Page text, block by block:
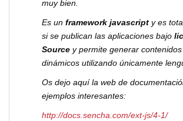
muy bien.
Es un framework javascript y es
si se publican las aplicaciones bajo
Source y permite generar
dinámicos utilizando únicamente
Os dejo aquí la web de
ejemplos interesantes:
http://docs.sencha.com/ext-js/4-1/